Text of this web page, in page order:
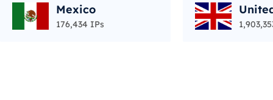
Mexico
176,434 IPs